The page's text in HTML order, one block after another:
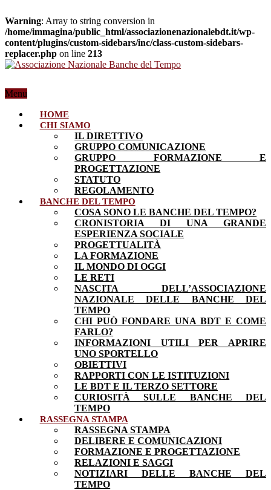
Warning: Array to string conversion in
/home/immagina/public_html/associazionenazionalebdt.it/wp-
content/plugins/custom-sidebars/inc/class-custom-sidebars-
replacer.php on line 213
Menu
HOME
CHI SIAMO
IL DIRETTIVO
GRUPPO COMUNICAZIONE
GRUPPO FORMAZIONE E
PROGETTAZIONE
STATUTO
REGOLAMENTO
BANCHE DEL TEMPO
COSA SONO LE BANCHE DEL TEMPO?
CRONISTORIA DI UNA GRANDE
ESPERIENZA SOCIALE
PROGETTUALITÀ
LA FORMAZIONE
IL MONDO DI OGGI
LE RETI
NASCITA DELL’ASSOCIAZIONE
NAZIONALE DELLE BANCHE DEL
TEMPO
CHI PUÒ FONDARE UNA BDT E COME
FARLO?
INFORMAZIONI UTILI PER APRIRE
UNO SPORTELLO
OBIETTIVI
RAPPORTI CON LE ISTITUZIONI
LE BDT E IL TERZO SETTORE
CURIOSITÀ SULLE BANCHE DEL
TEMPO
RASSEGNA STAMPA
RASSEGNA STAMPA
DELIBERE E COMUNICAZIONI
FORMAZIONE E PROGETTAZIONE
RELAZIONI E SAGGI
NOTIZIARI DELLE BANCHE DEL
TEMPO